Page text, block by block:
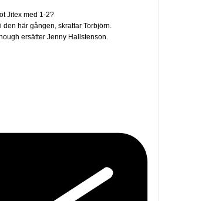
Jitex med 1-2?
här gången, skrattar Torbjörn.
ersätter Jenny Hallstenson.